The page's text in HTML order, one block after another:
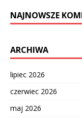
NAJNOWSZE
ARCHIWA
lipiec 2026
czerwiec 2026
maj 2026